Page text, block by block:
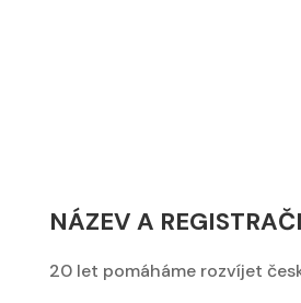
NÁZEV A
20 let pomáháme rozvíjet